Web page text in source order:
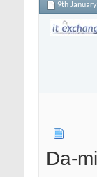
9th
Da-